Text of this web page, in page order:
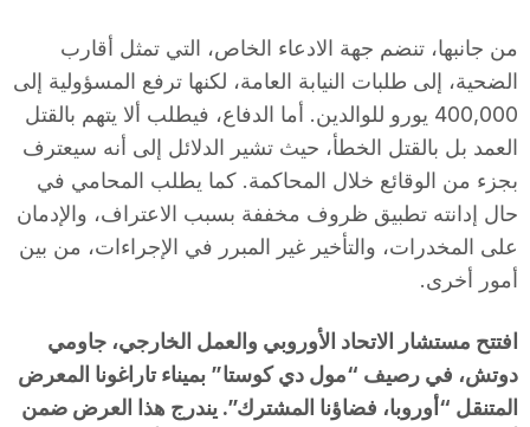
من جانبها، تنضم جهة الادعاء الخاص، التي تمثل أقارب
الضحية، إلى طلبات النيابة العامة، لكنها ترفع المسؤولية إلى
400,000 يورو للوالدين. أما الدفاع، فيطلب ألا يتهم بالقتل
العمد بل بالقتل الخطأ، حيث تشير الدلائل إلى أنه سيعترف
بجزء من الوقائع خلال المحاكمة. كما يطلب المحامي في
حال إدانته تطبيق ظروف مخففة بسبب الاعتراف، والإدمان
على المخدرات، والتأخير غير المبرر في الإجراءات، من بين
أمور أخرى.
افتتح مستشار الاتحاد الأوروبي والعمل الخارجي، جاومي
دوتش، في رصيف “مول دي كوستا” بميناء تاراغونا المعرض
المتنقل “أوروبا، فضاؤنا المشترك”. يندرج هذا العرض ضمن